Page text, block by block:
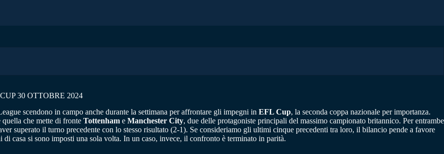
30 OTTOBRE 2024
scendono in campo anche durante la settimana per affrontare gli impegni in EFL Cup, la seconda coppa nazionale per importanza.
che mette di fronte Tottenham e Manchester City, due delle protagoniste principali del massimo campionato britannico. Per entrambe
superato il turno precedente con lo stesso risultato (2-1). Se consideriamo gli ultimi cinque precedenti tra loro, il bilancio pende a favore
casa si sono imposti una sola volta. In un caso, invece, il confronto è terminato in parità.